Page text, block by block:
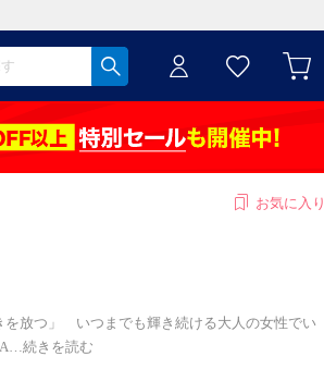
お気に入り
を放つ」 いつまでも輝き続ける大人の女性でい
続きを読む